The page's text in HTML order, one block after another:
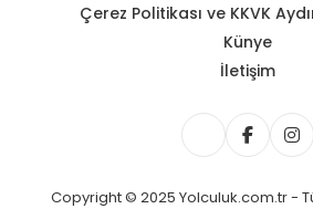
Çerez Politikası ve KKVK
Künye
İletişim
Copyright © 2025 Yolculuk.com.tr -